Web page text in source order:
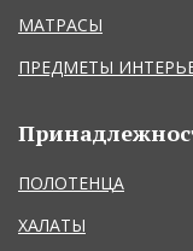
МАТРАСЫ
ПРЕДМЕТЫ
ПОЛОТЕНЦА
ХАЛАТЫ